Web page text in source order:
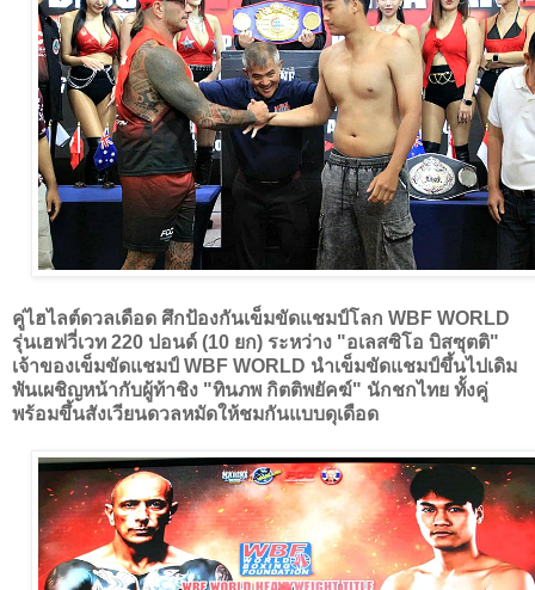
คู่ไฮไลต์ดวลเดือด ศึกป้องกันเข็มขัดแชมป์โลก WBF WORLD
รุ่นเฮฟวี่เวท 220 ปอนด์ (10 ยก) ระหว่าง "อเลสซิโอ บิสซุตติ"
เจ้าของเข็มขัดแชมป์ WBF WORLD นำเข็มขัดแชมป์ขึ้นไปเดิม
พันเผชิญหน้ากับผู้ท้าชิง "ทินภพ กิตติพยัคฆ์" นักชกไทย ทั้งคู่
พร้อมขึ้นสังเวียนดวลหมัดให้ชมกันแบบดุเดือด